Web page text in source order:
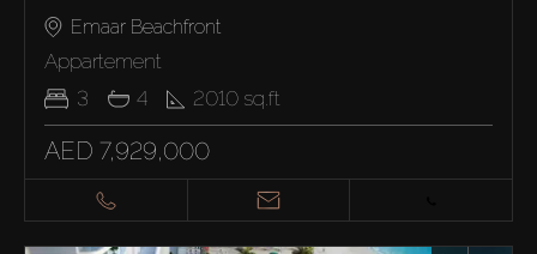
Emaar Beachfront
Appartement
3
4 2010 sq.ft
AED 7,929,000